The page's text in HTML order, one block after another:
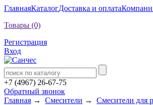
ГлавнаяКаталогДоставка и оплата
Товары (0)
Регистрация
Вход
+7 (4967) 26-67-75
Обратный звонок
Главная → Смесители → Смесители для